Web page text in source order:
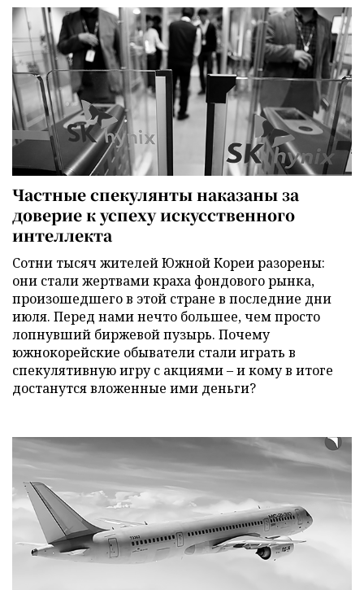
Частные спекулянты наказаны за
доверие к успеху искусственного
интеллекта
Сотни тысяч жителей Южной Кореи разорены:
они стали жертвами краха фондового рынка,
произошедшего в этой стране в последние дни
июля. Перед нами нечто большее, чем просто
лопнувший биржевой пузырь. Почему
южнокорейские обыватели стали играть в
спекулятивную игру с акциями – и кому в итоге
достанутся вложенные ими деньги?